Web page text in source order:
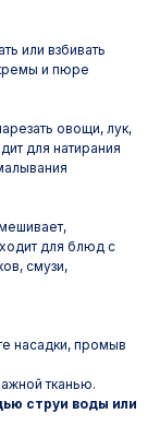
или взбивать
и пюре
овощи, лук,
для натирания
для блюд с
смузи,
насадки, промыв
тканью.
струи воды или